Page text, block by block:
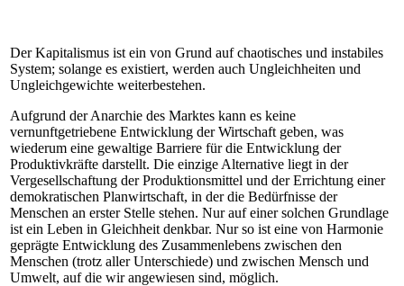
Der Kapitalismus ist ein von Grund auf chaotisches und instabiles
System; solange es existiert, werden auch Ungleichheiten und
Ungleichgewichte weiterbestehen.
Aufgrund der Anarchie des Marktes kann es keine
vernunftgetriebene Entwicklung der Wirtschaft geben, was
wiederum eine gewaltige Barriere für die Entwicklung der
Produktivkräfte darstellt. Die einzige Alternative liegt in der
Vergesellschaftung der Produktionsmittel und der Errichtung einer
demokratischen Planwirtschaft, in der die Bedürfnisse der
Menschen an erster Stelle stehen. Nur auf einer solchen Grundlage
ist ein Leben in Gleichheit denkbar. Nur so ist eine von Harmonie
geprägte Entwicklung des Zusammenlebens zwischen den
Menschen (trotz aller Unterschiede) und zwischen Mensch und
Umwelt, auf die wir angewiesen sind, möglich.